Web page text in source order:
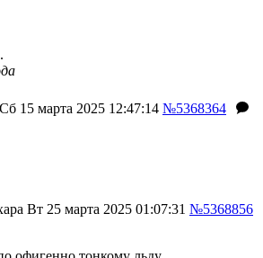
Сб 15 марта 2025 12:47:14 №5368364
Вт 25 марта 2025 01:07:31 №5368856